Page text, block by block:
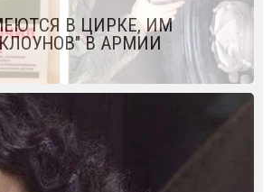
В ЦИРКЕ, ИМ
В АРМИИ